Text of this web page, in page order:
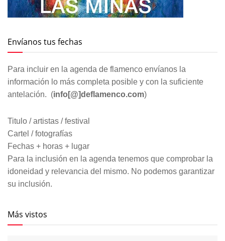
Envíanos tus fechas
Para incluir en la agenda de flamenco envíanos la
información lo más completa posible y con la suficiente
antelación. (info[@]deflamenco.com)
Titulo / artistas / festival
Cartel / fotografías
Fechas + horas + lugar
Para la inclusión en la agenda tenemos que comprobar la
idoneidad y relevancia del mismo. No podemos garantizar
su inclusión.
Más vistos